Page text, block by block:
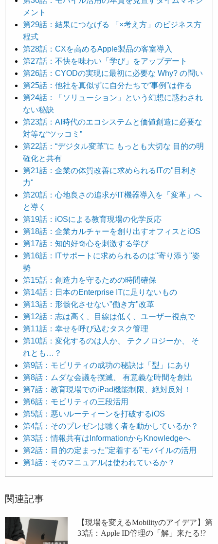
メント
第29話：結果につなげる 「×考え方」のビジネス方
程式
第28話：CXを高めるApple製品の客室導入
第27話：不快を味わい「学び」をアップデート
第26話：CYODの実現に最初に必要な Why? の問い
第25話：他社を真似ずに自分たちで“事例”は作る
第24話：「ソリューション」という幻想に惑わされ
ない秘訣
第23話：AI時代のエコシステムと価値創造に必要な
対等な“ツッコミ”
第22話：“デジタル変革”に もっとも大切な 目的の明
確化と共有
第21話：企業の体質改善に求められるITの"目利き
力"
第20話：心地良さの追求がIT機器導入を「変革」へ
と導く
第19話：iOSによる教育現場の化学反応
第18話：企業カルチャーを創り出すオフィスとiOS
第17話：知的好奇心を刺激する学び
第16話：ITサポートに求められるのは"寄り添う"姿
勢
第15話：創造力を守るための時間確保
第14話：日本のEnterprise ITに足りないもの
第13話：形骸化させない"働き方"改革
第12話：志は高く、目線は低く、ユーザー視点で
第11話：幸せを呼び込むタスク管理
第10話：変化するのは人か、 テクノロジーか、 そ
れとも…？
第9話：モビリティの成功の秘訣は「型」にあり
第8話：ムダな会議を撲滅、 有意義な時間を創出
第7話：教育現場でのiPad機能制限、絶対反対！
第6話：モビリティの三段活用
第5話：悪いルーティーンを打破するiOS
第4話：そのプレゼンは聴く者を動かしているか？
第3話：情報共有はInformationからKnowledgeへ
第2話：目的の定まった"定着する"モバイルの活用
第1話：そのマニュアルは使われているか？
関連記事
【現場を変えるMobilityのアイデア】第
33話：Apple ID管理の「解」来たる!?